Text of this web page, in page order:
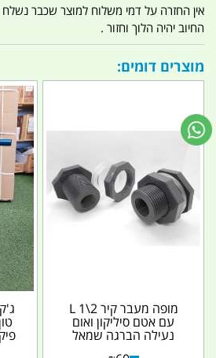
אין החזרה על דמי משלוח למוצר שכבר
החיוב יהיה הלוך וחזור .
מוצרים דומים:
מופה מעבר קיר 2\1 L
עם אטם סיליקון ואום
נעילה הברגה שמאל